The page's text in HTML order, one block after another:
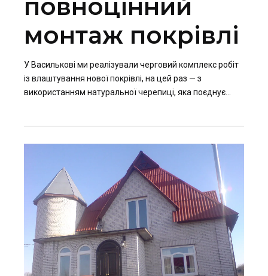
повноцінний
монтаж покрівлі
У Василькові ми реалізували черговий комплекс робіт
із влаштування нової покрівлі, на цей раз — з
використанням натуральної черепиці, яка поєднує